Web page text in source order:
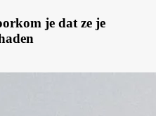
je dat ze je